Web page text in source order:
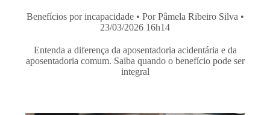
Benefícios por incapacidade • Por Pâmela Ribeiro Silva •
23/03/2026 16h14
Entenda a diferença da aposentadoria acidentária e da
aposentadoria comum. Saiba quando o benefício pode ser
integral